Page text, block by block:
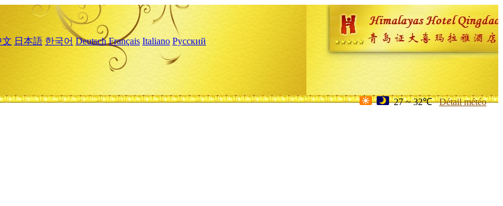
文 日本語 한국어 Deutsch Français Italiano Русский
27 ~ 32℃ Détail météo